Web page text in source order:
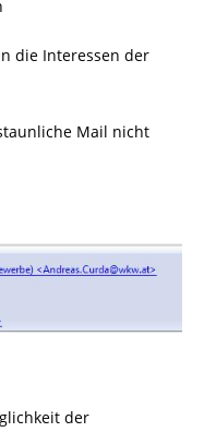
die Interessen der
Mail nicht
der